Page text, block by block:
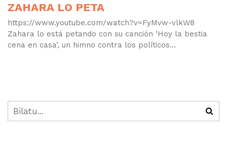
ZAHARA LO PETA
https://www.youtube.com/watch?v=FyMvw-vlkW8
Zahara lo está petando con su canción ‘Hoy la bestia
cena en casa’, un himno contra los políticos...